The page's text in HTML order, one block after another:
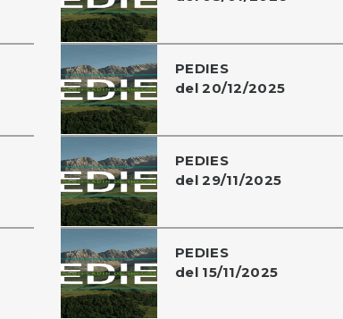
PEDIES
del 20/12/2025
PEDIES
del 29/11/2025
PEDIES
del 15/11/2025